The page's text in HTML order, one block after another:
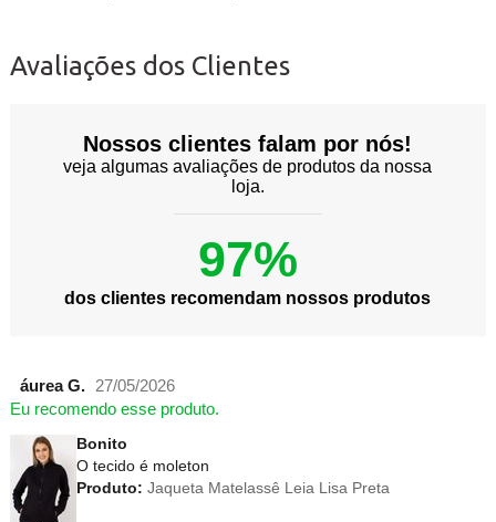
Avaliações dos Clientes
Nossos clientes falam por nós!
veja algumas avaliações de produtos da nossa
loja.
97%
dos clientes recomendam nossos produtos
áurea G. 27/05/2026
Eu recomendo esse produto.
Bonito
O tecido é moleton
Produto: Jaqueta Matelassê Leia Lisa Preta